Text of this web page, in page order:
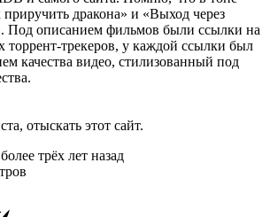
дракона» и «Выход через
Под описанием фильмов были ссылки на
торрент-трекеров, у каждой ссылки был
качества видео, стилизованный под
отыскать этот сайт.
более трёх лет назад